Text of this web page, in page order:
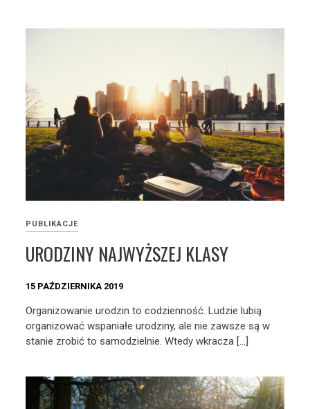
PUBLIKACJE
URODZINY NAJWYŻSZEJ KLASY
15 PAŹDZIERNIKA 2019
Organizowanie urodzin to codzienność. Ludzie lubią
organizować wspaniałe urodziny, ale nie zawsze są w
stanie zrobić to samodzielnie. Wtedy wkracza […]